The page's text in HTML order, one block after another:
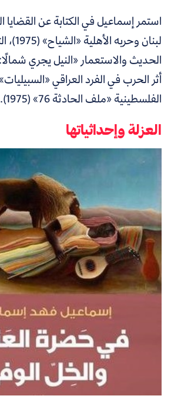
استمر إسماعيل في الكتابة عن القضايا
لبنان
الفلسطينية «ملف الحادثة 76» (1975).
العزلة وإحداثياتها